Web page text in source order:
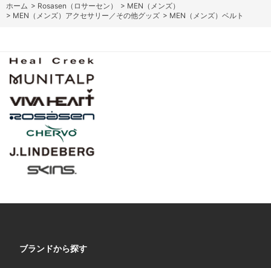
ホーム > Rosasen（ロサーセン） > MEN（メンズ）
> MEN（メンズ）アクセサリー／その他グッズ > MEN（メンズ）ベルト
ブランドから探す